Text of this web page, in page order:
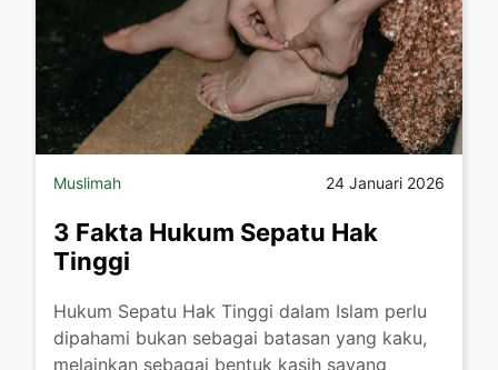
Muslimah 24 Januari 2026
3 Fakta Hukum Sepatu Hak
Tinggi
​Hukum Sepatu Hak Tinggi dalam Islam perlu
dipahami bukan sebagai batasan yang kaku,
melainkan sebagai bentuk kasih sayang